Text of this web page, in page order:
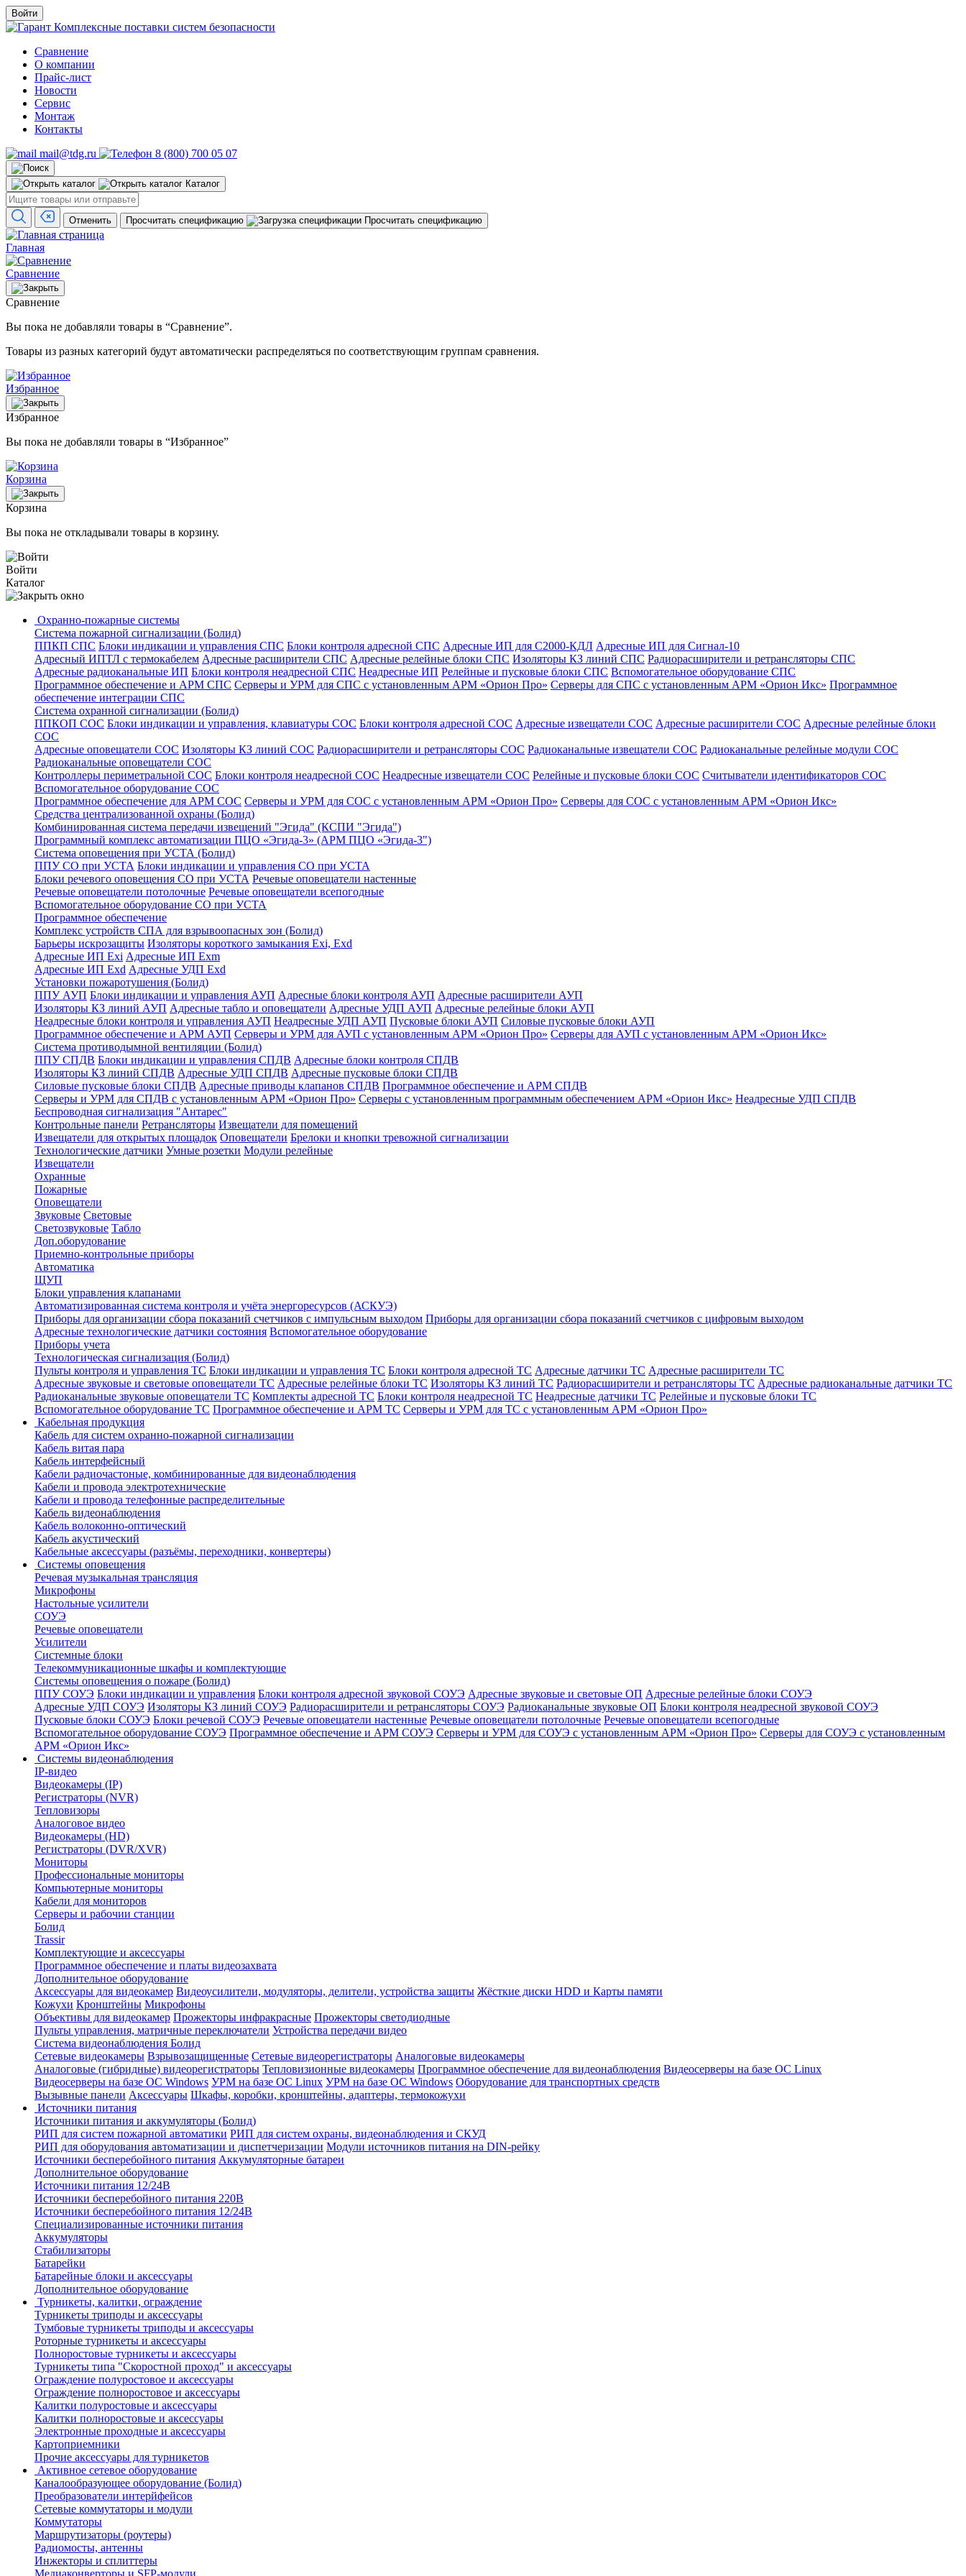
Войти
Комплексные поставки систем безопасности
Сравнение
О компании
Прайс-лист
Новости
Сервис
Монтаж
Контакты
mail@tdg.ru
8 (800) 700 05 07
Каталог
Отменить Просчитать спецификацию Просчитать спецификацию
Главная
Сравнение
Сравнение
Вы пока не добавляли товары в “Сравнение”.
Товары из разных категорий будут автоматически распределяться по соответствующим группам сравнения.
Избранное
Избранное
Вы пока не добавляли товары в “Избранное”
Корзина
Корзина
Вы пока не откладывали товары в корзину.
Войти
Каталог
Охранно-пожарные системы
Система пожарной сигнализации (Болид)
ППКП СПС Блоки индикации и управления СПС Блоки контроля адресной СПС Адресные ИП для С2000-КДЛ Адресные ИП для Сигнал-10
Адресный ИПТЛ с термокабелем Адресные расширители СПС Адресные релейные блоки СПС Изоляторы КЗ линий СПС Радиорасширители и ретрансляторы СПС
Адресные радиоканальные ИП Блоки контроля неадресной СПС Неадресные ИП Релейные и пусковые блоки СПС Вспомогательное оборудование СПС
Программное обеспечение и АРМ СПС Серверы и УРМ для СПС с установленным АРМ «Орион Про» Серверы для СПС с установленным АРМ «Орион Икс» Программное
обеспечение интеграции СПС
Система охранной сигнализации (Болид)
ППКОП СОС Блоки индикации и управления, клавиатуры СОС Блоки контроля адресной СОС Адресные извещатели СОС Адресные расширители СОС Адресные релейные блоки
СОС
Адресные оповещатели СОС Изоляторы КЗ линий СОС Радиорасширители и ретрансляторы СОС Радиоканальные извещатели СОС Радиоканальные релейные модули СОС
Радиоканальные оповещатели СОС
Контроллеры периметральной СОС Блоки контроля неадресной СОС Неадресные извещатели СОС Релейные и пусковые блоки СОС Считыватели идентификаторов СОС
Вспомогательное оборудование СОС
Программное обеспечение для АРМ СОС Серверы и УРМ для СОС с установленным АРМ «Орион Про» Серверы для СОС с установленным АРМ «Орион Икс»
Средства централизованной охраны (Болид)
Комбинированная система передачи извещений "Эгида" (КСПИ "Эгида")
Программный комплекс автоматизации ПЦО «Эгида-3» (АРМ ПЦО «Эгида-3")
Система оповещения при УСТА (Болид)
ППУ СО при УСТА Блоки индикации и управления СО при УСТА
Блоки речевого оповещения СО при УСТА Речевые оповещатели настенные
Речевые оповещатели потолочные Речевые оповещатели всепогодные
Вспомогательное оборудование СО при УСТА
Программное обеспечение
Комплекс устройств СПА для взрывоопасных зон (Болид)
Барьеры искрозащиты Изоляторы короткого замыкания Exi, Exd
Адресные ИП Exi Адресные ИП Exm
Адресные ИП Exd Адресные УДП Exd
Установки пожаротушения (Болид)
ППУ АУП Блоки индикации и управления АУП Адресные блоки контроля АУП Адресные расширители АУП
Изоляторы КЗ линий АУП Адресные табло и оповещатели Адресные УДП АУП Адресные релейные блоки АУП
Неадресные блоки контроля и управления АУП Неадресные УДП АУП Пусковые блоки АУП Силовые пусковые блоки АУП
Программное обеспечение и АРМ АУП Серверы и УРМ для АУП с установленным АРМ «Орион Про» Серверы для АУП с установленным АРМ «Орион Икс»
Система противодымной вентиляции (Болид)
ППУ СПДВ Блоки индикации и управления СПДВ Адресные блоки контроля СПДВ
Изоляторы КЗ линий СПДВ Адресные УДП СПДВ Адресные пусковые блоки СПДВ
Силовые пусковые блоки СПДВ Адресные приводы клапанов СПДВ Программное обеспечение и АРМ СПДВ
Серверы и УРМ для СПДВ с установленным АРМ «Орион Про» Серверы с установленным программным обеспечением АРМ «Орион Икс» Неадресные УДП СПДВ
Беспроводная сигнализация "Антарес"
Контрольные панели Ретрансляторы Извещатели для помещений
Извещатели для открытых площадок Оповещатели Брелоки и кнопки тревожной сигнализации
Технологические датчики Умные розетки Модули релейные
Извещатели
Охранные
Пожарные
Оповещатели
Звуковые Световые
Светозвуковые Табло
Доп.оборудование
Приемно-контрольные приборы
Автоматика
ЩУП
Блоки управления клапанами
Автоматизированная система контроля и учёта энергоресурсов (АСКУЭ)
Приборы для организации сбора показаний счетчиков с импульсным выходом Приборы для организации сбора показаний счетчиков с цифровым выходом
Адресные технологические датчики состояния Вспомогательное оборудование
Приборы учета
Технологическая сигнализация (Болид)
Пульты контроля и управления ТС Блоки индикации и управления ТС Блоки контроля адресной ТС Адресные датчики ТС Адресные расширители ТС
Адресные звуковые и световые оповещатели ТС Адресные релейные блоки ТС Изоляторы КЗ линий ТС Радиорасширители и ретрансляторы ТС Адресные радиоканальные датчики ТС
Радиоканальные звуковые оповещатели ТС Комплекты адресной ТС Блоки контроля неадресной ТС Неадресные датчики ТС Релейные и пусковые блоки ТС
Вспомогательное оборудование ТС Программное обеспечение и АРМ ТС Серверы и УРМ для ТС с установленным АРМ «Орион Про»
Кабельная продукция
Кабель для систем охранно-пожарной сигнализации
Кабель витая пара
Кабель интерфейсный
Кабели радиочастоные, комбинированные для видеонаблюдения
Кабели и провода электротехнические
Кабели и провода телефонные распределительные
Кабель видеонаблюдения
Кабель волоконно-оптический
Кабель акустический
Кабельные аксессуары (разъёмы, переходники, конвертеры)
Системы оповещения
Речевая музыкальная трансляция
Микрофоны
Настольные усилители
СОУЭ
Речевые оповещатели
Усилители
Системные блоки
Телекоммуникационные шкафы и комплектующие
Системы оповещения о пожаре (Болид)
ППУ СОУЭ Блоки индикации и управления Блоки контроля адресной звуковой СОУЭ Адресные звуковые и световые ОП Адресные релейные блоки СОУЭ
Адресные УДП СОУЭ Изоляторы КЗ линий СОУЭ Радиорасширители и ретрансляторы СОУЭ Радиоканальные звуковые ОП Блоки контроля неадресной звуковой СОУЭ
Пусковые блоки СОУЭ Блоки речевой СОУЭ Речевые оповещатели настенные Речевые оповещатели потолочные Речевые оповещатели всепогодные
Вспомогательное оборудование СОУЭ Программное обеспечение и АРМ СОУЭ Серверы и УРМ для СОУЭ с установленным АРМ «Орион Про» Серверы для СОУЭ с установленным
АРМ «Орион Икс»
Системы видеонаблюдения
IP-видео
Видеокамеры (IP)
Регистраторы (NVR)
Тепловизоры
Аналоговое видео
Видеокамеры (HD)
Регистраторы (DVR/XVR)
Мониторы
Профессиональные мониторы
Компьютерные мониторы
Кабели для мониторов
Серверы и рабочии станции
Болид
Trassir
Комплектующие и аксессуары
Программное обеспечение и платы видеозахвата
Дополнительное оборудование
Аксессуары для видеокамер Видеоусилители, модуляторы, делители, устройства защиты Жёсткие диски HDD и Карты памяти
Кожухи Кронштейны Микрофоны
Объективы для видеокамер Прожекторы инфракрасные Прожекторы светодиодные
Пульты управления, матричные переключатели Устройства передачи видео
Система видеонаблюдения Болид
Сетевые видеокамеры Взрывозащищенные Сетевые видеорегистраторы Аналоговые видеокамеры
Аналоговые (гибридные) видеорегистраторы Тепловизионные видеокамеры Программное обеспечение для видеонаблюдения Видеосерверы на базе ОС Linux
Видеосерверы на базе ОС Windows УРМ на базе ОС Linux УРМ на базе ОС Windows Оборудование для транспортных средств
Вызывные панели Аксессуары Шкафы, коробки, кронштейны, адаптеры, термокожухи
Источники питания
Источники питания и аккумуляторы (Болид)
РИП для систем пожарной автоматики РИП для систем охраны, видеонаблюдения и СКУД
РИП для оборудования автоматизации и диспетчеризации Модули источников питания на DIN-рейку
Источники бесперебойного питания Аккумуляторные батареи
Дополнительное оборудование
Источники питания 12/24В
Источники бесперебойного питания 220В
Источники бесперебойного питания 12/24В
Специализированные источники питания
Аккумуляторы
Стабилизаторы
Батарейки
Батарейные блоки и аксессуары
Дополнительное оборудование
Турникеты, калитки, ограждение
Турникеты триподы и аксессуары
Тумбовые турникеты триподы и аксессуары
Роторные турникеты и аксессуары
Полноростовые турникеты и аксессуары
Турникеты типа "Скоростной проход" и аксессуары
Ограждение полуростовое и аксессуары
Ограждение полноростовое и аксессуары
Калитки полуростовые и аксессуары
Калитки полноростовые и аксессуары
Электронные проходные и аксессуары
Картоприемники
Прочие аксессуары для турникетов
Активное сетевое оборудование
Каналообразующее оборудование (Болид)
Преобразователи интерйфейсов
Сетевые коммутаторы и модули
Коммутаторы
Маршрутизаторы (роутеры)
Радиомосты, антенны
Инжекторы и сплиттеры
Медиаконверторы и SFP-модули